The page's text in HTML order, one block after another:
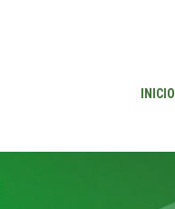
INICIO